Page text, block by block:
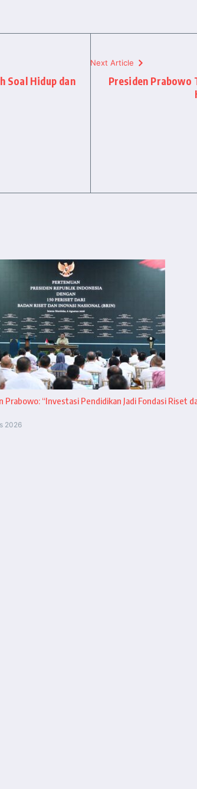
Soal Hidup dan
Next Article
Presiden Prabowo
Prabowo: “Investasi Pendidikan Jadi Fondasi Riset
2026